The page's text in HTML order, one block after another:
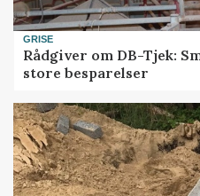
GRISE
Rådgiver om DB-Tjek:
store besparelser